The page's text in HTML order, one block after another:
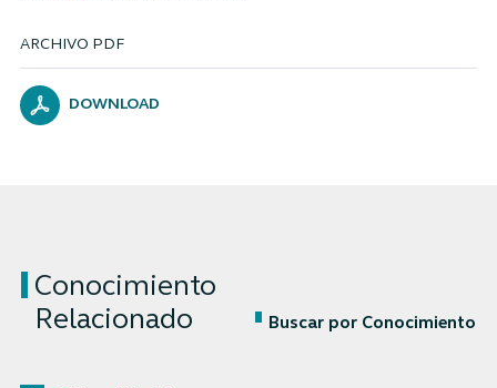
ARCHIVO PDF
DOWNLOAD
Conocimiento
Relacionado
Buscar por Conocimiento